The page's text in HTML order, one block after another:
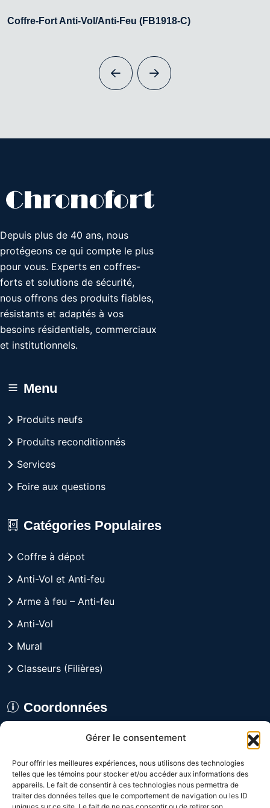
Gérer le consentement
Pour offrir les meilleures expériences, nous utilisons des technologies
telles que les témoins pour stocker et/ou accéder aux informations des
appareils. Le fait de consentir à ces technologies nous permettra de
traiter des données telles que le comportement de navigation ou les ID
Coffre-Fort Anti-Vol/Anti-Feu (FB1918-C)
Depuis plus de 40 ans, nous
protégeons ce qui compte le plus
pour vous. Experts en coffres-
forts et solutions de sécurité,
nous offrons des produits fiables,
résistants et adaptés à vos
besoins résidentiels, commerciaux
et institutionnels.
Menu
Produits neufs
Produits reconditionnés
Services
Foire aux questions
Catégories Populaires
Coffre à dépot
Anti-Vol et Anti-feu
Arme à feu – Anti-feu
Anti-Vol
Mural
Classeurs (Filières)
Coordonnées
8029 rue Alfred, Anjou,
Du lundi au vendredi
de 9h à 16h